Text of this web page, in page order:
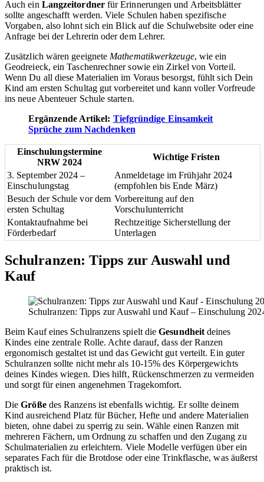
Auch ein Langzeitordnerfür Erinnerungen und Arbeitsblätter
sollte angeschafft werden. Viele Schulen haben spezifische
Vorgaben, also lohnt sich ein Blick auf die Schulwebsite oder eine
Anfrage bei der Lehrerin oder dem Lehrer.
Zusätzlich wären geeignete Mathematikwerkzeuge, wie ein
Geodreieck, ein Taschenrechner sowie ein Zirkel von Vorteil.
Wenn Du all diese Materialien im Voraus besorgst, fühlt sich Dein
Kind am ersten Schultag gut vorbereitet und kann voller Vorfreude
ins neue Abenteuer Schule starten.
Ergänzende Artikel: Tiefgründige Einsamkeit
Sprüche zum Nachdenken
Einschulungstermine
NRW 2024
Wichtige Fristen
3. September 2024 –
Einschulungstag
Anmeldetage im Frühjahr 2024
(empfohlen bis Ende März)
Besuch der Schule vor dem
ersten Schultag
Vorbereitung auf den
Vorschulunterricht
Kontaktaufnahme bei
Förderbedarf
Rechtzeitige Sicherstellung der
Unterlagen
Schulranzen: Tipps zur Auswahl und
Kauf
Schulranzen: Tipps zur Auswahl und Kauf – Einschulung
Beim Kauf eines Schulranzens spielt dieGesundheit deines
Kindes eine zentrale Rolle. Achte darauf, dass der Ranzen
ergonomisch gestaltet ist und das Gewicht gut verteilt. Ein guter
Schulranzen sollte nicht mehr als 10-15% des Körpergewichts
deines Kindes wiegen. Dies hilft, Rückenschmerzen zu vermeiden
und sorgt für einen angenehmen Tragekomfort.
DieGrößedes Ranzens ist ebenfalls wichtig. Er sollte deinem
Kind ausreichend Platz für Bücher, Hefte und andere Materialien
bieten, ohne dabei zu sperrig zu sein. Wähle einen Ranzen mit
mehreren Fächern, um Ordnung zu schaffen und den Zugang zu
Schulmaterialien zu erleichtern. Viele Modelle verfügen über ein
separates Fach für die Brotdose oder eine Trinkflasche, was äußerst
praktisch ist.